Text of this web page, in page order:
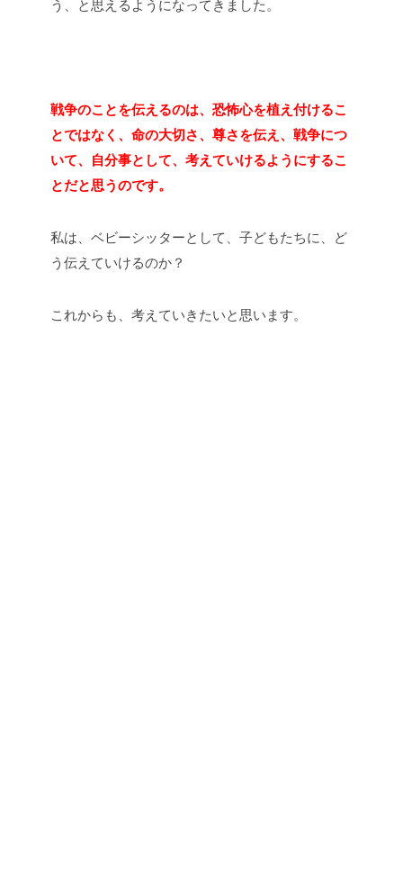
う、と思えるようになってきました。
戦争のことを伝えるのは、恐怖心を植え付けるこ
とではなく、命の大切さ、尊さを伝え、戦争につ
いて、自分事として、考えていけるようにするこ
とだと思うのです。
私は、ベビーシッターとして、子どもたちに、ど
う伝えていけるのか？
これからも、考えていきたいと思います。